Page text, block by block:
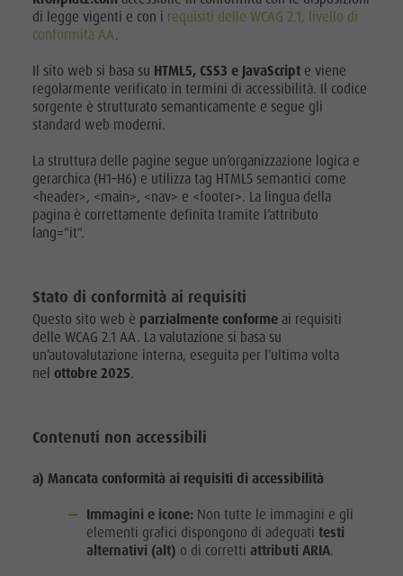
DOLOMITI
ATTRAZIONI
FAMIGLIA &
BAMBINI
EVENTI
Shopping
Parchi
naturali
Pusteria
Alto Adige
Guide A-Z
Parchi naturali
La Val Pusteria
Alto Adige
Dolasilla Saga
Eventi
di legge vigenti e con i requisiti delle WCAG 2.1, livello di
conformità AA.
Il sito web si basa su HTML5, CSS3 e JavaScript e viene
regolarmente verificato in termini di accessibilità. Il codice
sorgente è strutturato semanticamente e segue gli
standard web moderni.
La struttura delle pagine segue un’organizzazione logica e
gerarchica (H1–H6) e utilizza tag HTML5 semantici come
<header>, <main>, <nav> e <footer>. La lingua della
pagina è correttamente definita tramite l’attributo
lang="it".
Stato di conformità ai requisiti
Questo sito web è parzialmente conforme ai requisiti
delle WCAG 2.1 AA. La valutazione si basa su
un’autovalutazione interna, eseguita per l’ultima volta
nel ottobre 2025.
Contenuti non accessibili
a) Mancata conformità ai requisiti di accessibilità
Immagini e icone: Non tutte le immagini e gli
elementi grafici dispongono di adeguati testi
alternativi (alt) o di corretti attributi ARIA.